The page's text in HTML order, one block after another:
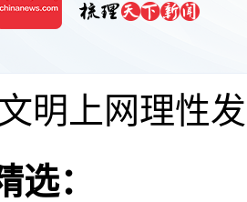
文明上网理性
选：